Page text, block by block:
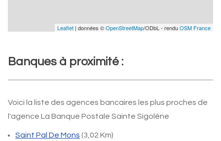
Leaflet | données ©OpenStreetMap/ODbL - renduOSM France
Banques à proximité :
Voici la liste des agences bancaires les plus proches de
l'agence La Banque Postale Sainte Sigolène
Saint Pal De Mons (3,02 Km)